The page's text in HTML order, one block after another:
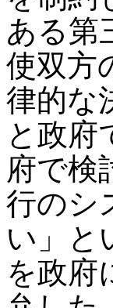
ある第
使双方
律的な
と政府
府で検
行のシ
い」と
を政府